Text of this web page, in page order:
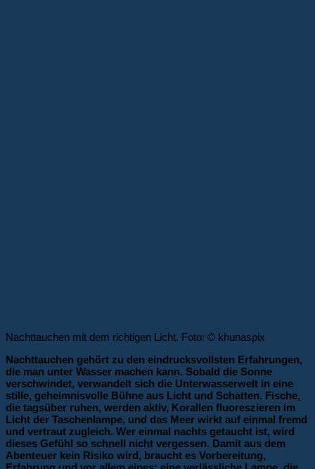
Nachttauchen mit dem richtigen Licht. Foto: © khunaspix
Nachttauchen gehört zu den eindrucksvollsten Erfahrungen,
die man unter Wasser machen kann. Sobald die Sonne
verschwindet, verwandelt sich die Unterwasserwelt in eine
stille, geheimnisvolle Bühne aus Licht und Schatten. Fische,
die tagsüber ruhen, werden aktiv, Korallen fluoreszieren im
Licht der Taschenlampe, und das Meer wirkt auf einmal fremd
und vertraut zugleich. Wer einmal nachts getaucht ist, wird
dieses Gefühl so schnell nicht vergessen. Damit aus dem
Abenteuer kein Risiko wird, braucht es Vorbereitung,